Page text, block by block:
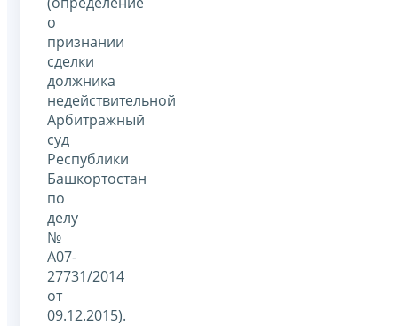
о
признании
сделки
должника
недействительной
Арбитражный
суд
Республики
Башкортостан
по
делу
№
А07-
27731/2014
от
09.12.2015).